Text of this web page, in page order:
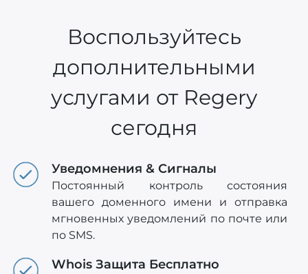
Воспользуйтесь
дополнительными
услугами от Regery
сегодня
Уведомнения & Сигналы
Постоянный контроль состояния
вашего доменного имени и отправка
мгновенных уведомлений по почте или
по SMS.
Whois Защита Бесплатно